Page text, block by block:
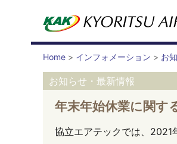
Home > インフォメーション > お
お知らせ・最新情報
年末年始休業に関す
協立エアテックでは、2021